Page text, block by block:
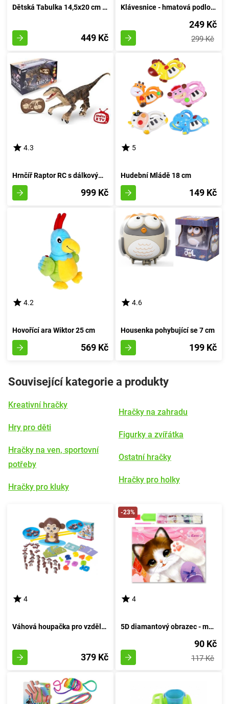
Dětská Tabulka 14,5x20 cm - Hovořící česky, český obal
449 Kč
Klávesnice - hmatová podložka pro nejmenších 73 x 29 cm
249 Kč
299 Kč
4.3
Hrnčíř Raptor RC s dálkovým ovládáním, hnědý, délka 45 cm
999 Kč
5
Hudební Mládě 18 cm
149 Kč
4.2
Hovořící ara Wiktor 25 cm
569 Kč
4.6
Housenka pohybující se 7 cm
199 Kč
Související kategorie a produkty
Kreativní hračky
Hry pro děti
Hračky na ven, sportovní
potřeby
Hračky pro kluky
Hračky na zahradu
Figurky a zvířátka
Ostatní hračky
Hračky pro holky
4
Váhová houpačka pro vzdělávání opic
379 Kč
-23%
4
5D diamantový obrazec - malé koťátko
90 Kč
117 Kč